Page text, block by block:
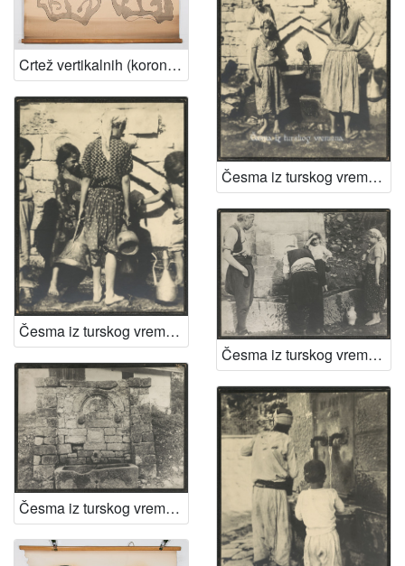
Crtež vertikalnih (koronalnih) presjeka kroz nos i paranazalne šupljine
Česma iz turskog vremena
Česma iz turskog vremena
Česma iz turskog vremena
Česma iz turskog vremena u Bosni